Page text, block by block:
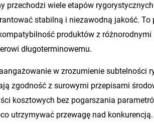
przechodzi wiele etapów
stabilną i niezawodną jakość.
produktów z
długoterminowemu.
w zrozumienie subtelności
zgodność z surowymi przepisami
kosztowych bez pogarszania
utrzymywać przewagę nad